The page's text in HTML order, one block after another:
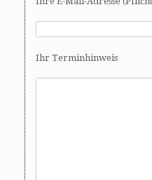
Ihr Terminhinweis